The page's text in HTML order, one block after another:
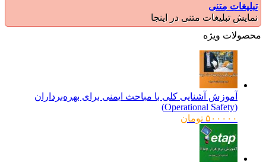
متنی
تبلیغات متنی در اینجا
ویژه
آموزش آشنایی کلی با مباحث ایمنی برای بهره‌برداران
۵۰۰۰۰۰ تومان